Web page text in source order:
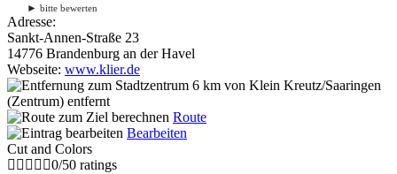
► bitte bewerten
Adresse:
Sankt-Annen-Straße 23
14776 Brandenburg an der Havel
Webseite: www.klier.de
6 km von Klein Kreutz/Saaringen
(Zentrum) entfernt
Route
Bearbeiten
Cut and Colors
0/50 ratings